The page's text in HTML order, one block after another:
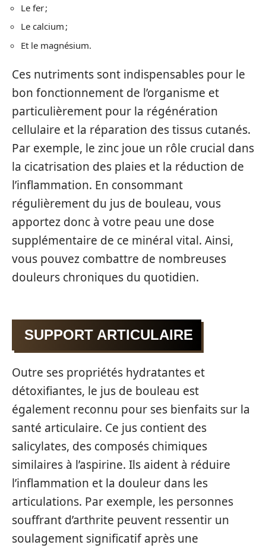
Le fer ;
Le calcium ;
Et le magnésium.
Ces nutriments sont indispensables pour le
bon fonctionnement de l’organisme et
particulièrement pour la régénération
cellulaire et la réparation des tissus cutanés.
Par exemple, le zinc joue un rôle crucial dans
la cicatrisation des plaies et la réduction de
l’inflammation. En consommant
régulièrement du jus de bouleau, vous
apportez donc à votre peau une dose
supplémentaire de ce minéral vital. Ainsi,
vous pouvez combattre de nombreuses
douleurs chroniques du quotidien.
SUPPORT ARTICULAIRE
Outre ses propriétés hydratantes et
détoxifiantes, le jus de bouleau est
également reconnu pour ses bienfaits sur la
santé articulaire. Ce jus contient des
salicylates, des composés chimiques
similaires à l’aspirine. Ils aident à réduire
l’inflammation et la douleur dans les
articulations. Par exemple, les personnes
souffrant d’arthrite peuvent ressentir un
soulagement significatif après une